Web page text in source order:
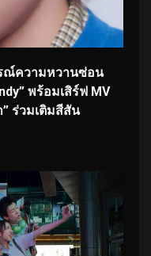
รณ์ความหวานซ่อน
พร้อมเสิร์ฟ MV
ร่วมเติมสีสัน